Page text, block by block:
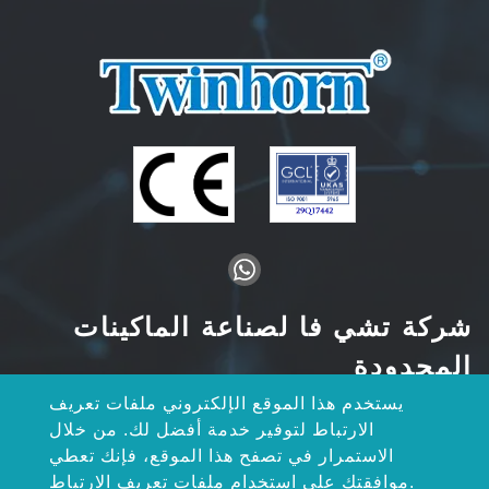
يستخدم هذا الموقع الإلكتروني ملفات تعريف
الارتباط لتوفير خدمة أفضل لك. من خلال
الاستمرار في تصفح هذا الموقع، فإنك تعطي
موافقتك على استخدام ملفات تعريف الارتباط.
شركة تشي فا لصناعة الماكينات
المحدودة
إضافة:رقم 44-8 طريق مينغ تشوان، حي شينغ
كانغ، مدينة تايتشونغ، تايوان
هاتف:+886-4-2562-8747